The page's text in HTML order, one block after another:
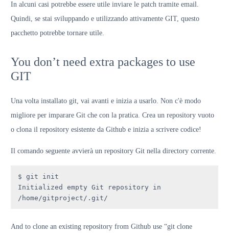
In alcuni casi potrebbe essere utile inviare le patch tramite email.
Quindi, se stai sviluppando e utilizzando attivamente GIT, questo
pacchetto potrebbe tornare utile.
You don’t need extra packages to use
GIT
Una volta installato git, vai avanti e inizia a usarlo. Non c'è modo
migliore per imparare Git che con la pratica. Crea un repository vuoto
o clona il repository esistente da Github e inizia a scrivere codice!
Il comando seguente avvierà un repository Git nella directory corrente.
$ git init
Initialized empty Git repository in
/home/gitproject/.git/
And to clone an existing repository from Github use “git clone